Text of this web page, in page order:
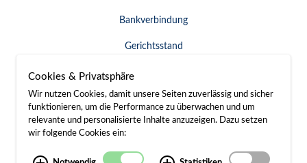
Bankverbindung
Gerichtsstand
Widerruf erklären
SERVICE & KONTAKT
Besuch / Anfahrt
Cookies & Privatsphäre
Wir nutzen Cookies, damit unsere Seiten zuverlässig und sicher
funktionieren, um die Performance zu überwachen und um
relevante und personalisierte Inhalte anzuzeigen. Dazu setzen
wir folgende Cookies ein: